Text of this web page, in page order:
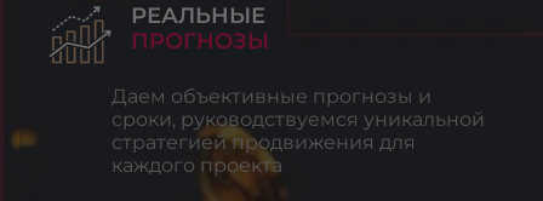
РЕАЛЬНЫЕ
ПРОГНОЗЫ
Даем объективные прогнозы и
сроки, руководствуемся уникальной
стратегией продвижения для
каждого проекта